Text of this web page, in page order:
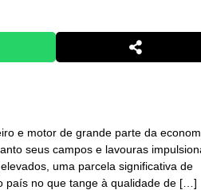
e motor de grande parte da
seus campos e lavouras
uma parcela significativa de
país no que tange à qualidade de […]